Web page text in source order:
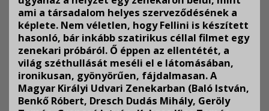
ami a társadalom helyes szerveződésének a
képlete. Nem véletlen, hogy Fellini is készített
hasonló, bár inkább szatirikus céllal filmet egy
zenekari próbáról. Ő éppen az ellentétét, a
világ széthullását meséli el e látomásában,
ironikusan, gyönyörűen, fájdalmasan. A
Magyar Királyi Udvari Zenekarban (Baló István,
Benkő Róbert, Dresch Dudás Mihály, Geröly